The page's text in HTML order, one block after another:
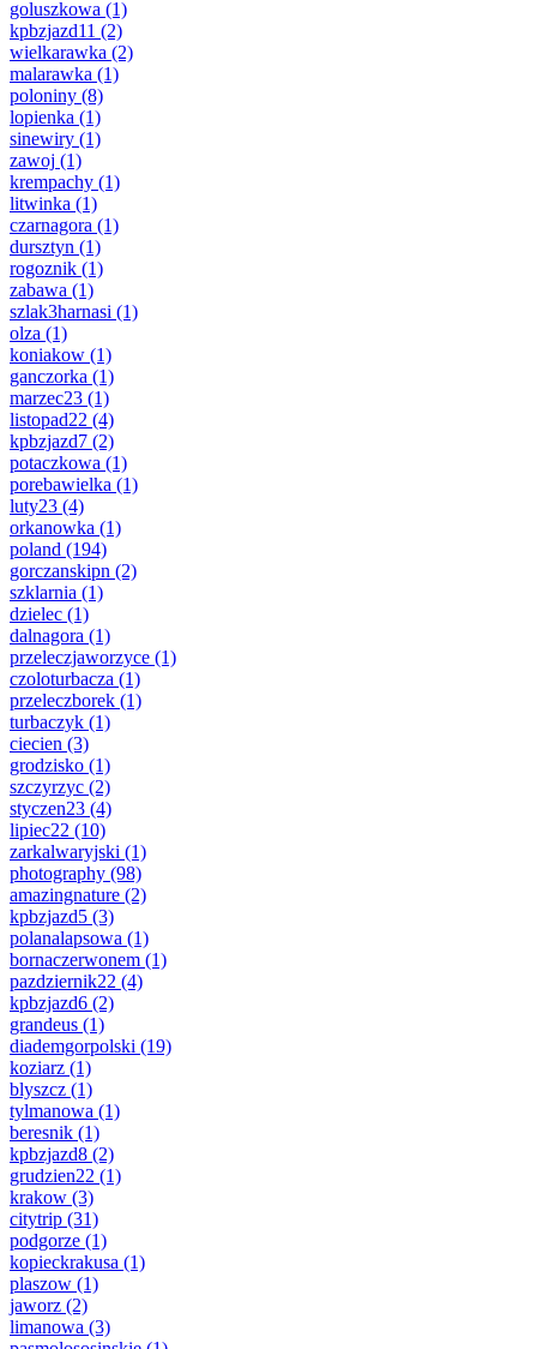
goluszkowa (1)
kpbzjazd11 (2)
wielkarawka (2)
malarawka (1)
poloniny (8)
lopienka (1)
sinewiry (1)
zawoj (1)
krempachy (1)
litwinka (1)
czarnagora (1)
dursztyn (1)
rogoznik (1)
zabawa (1)
szlak3harnasi (1)
olza (1)
koniakow (1)
ganczorka (1)
marzec23 (1)
listopad22 (4)
kpbzjazd7 (2)
potaczkowa (1)
porebawielka (1)
luty23 (4)
orkanowka (1)
poland (194)
gorczanskipn (2)
szklarnia (1)
dzielec (1)
dalnagora (1)
przeleczjaworzyce (1)
czoloturbacza (1)
przeleczborek (1)
turbaczyk (1)
ciecien (3)
grodzisko (1)
szczyrzyc (2)
styczen23 (4)
lipiec22 (10)
zarkalwaryjski (1)
photography (98)
amazingnature (2)
kpbzjazd5 (3)
polanalapsowa (1)
bornaczerwonem (1)
pazdziernik22 (4)
kpbzjazd6 (2)
grandeus (1)
diademgorpolski (19)
koziarz (1)
blyszcz (1)
tylmanowa (1)
beresnik (1)
kpbzjazd8 (2)
grudzien22 (1)
krakow (3)
citytrip (31)
podgorze (1)
kopieckrakusa (1)
plaszow (1)
jaworz (2)
limanowa (3)